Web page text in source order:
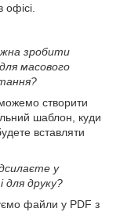
зробити
масового
створити
шаблон, куди
вставляти
у
друку?
файли у PDF з